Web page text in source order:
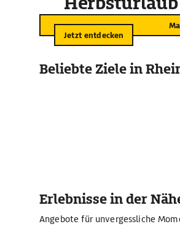
Jetzt entdecken
Beliebte Ziele in
Erlebnisse in der
Angebote für unvergessliche